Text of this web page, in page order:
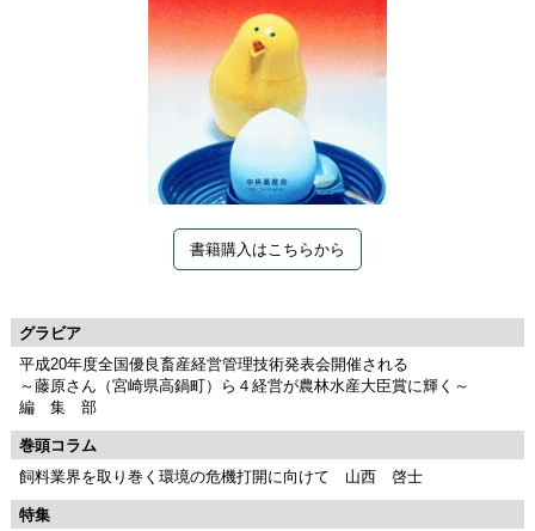
書籍購入はこちらから
グラビア
平成20年度全国優良畜産経営管理技術発表会開催される
～藤原さん（宮崎県高鍋町）ら４経営が農林水産大臣賞に輝く～
編 集 部
巻頭コラム
飼料業界を取り巻く環境の危機打開に向けて 山西 啓士
特集